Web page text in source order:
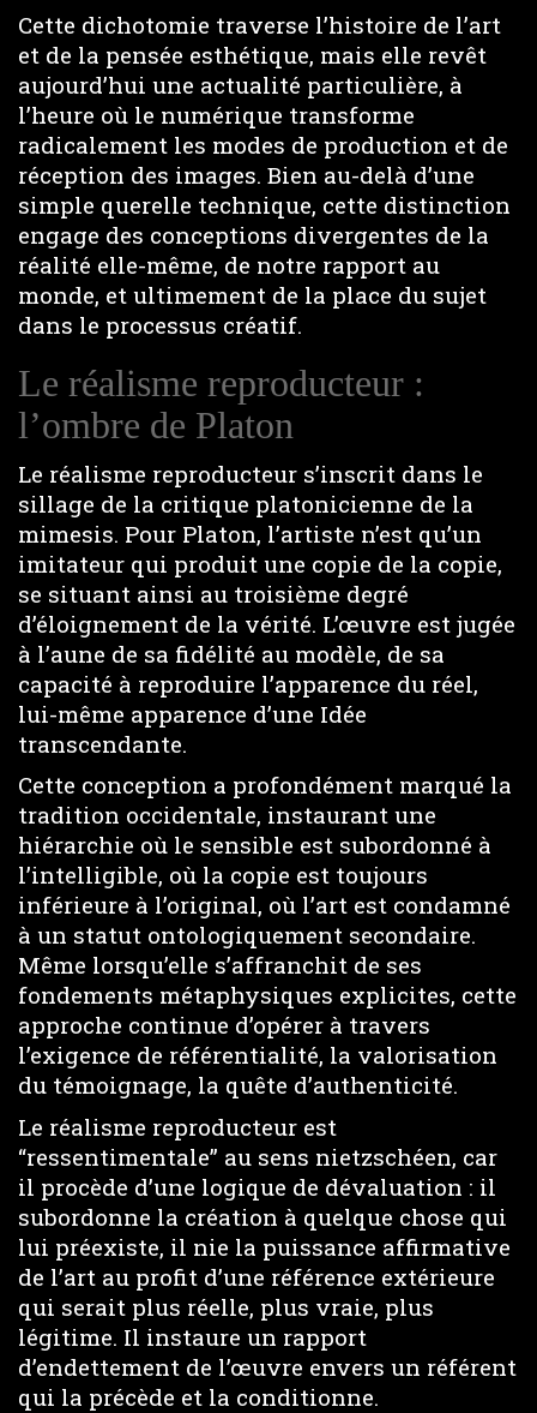
Cette dichotomie traverse l’histoire de l’art
et de la pensée esthétique, mais elle revêt
aujourd’hui une actualité particulière, à
l’heure où le numérique transforme
radicalement les modes de production et de
réception des images. Bien au-delà d’une
simple querelle technique, cette distinction
engage des conceptions divergentes de la
réalité elle-même, de notre rapport au
monde, et ultimement de la place du sujet
dans le processus créatif.
Le réalisme reproducteur :
l’ombre de Platon
Le réalisme reproducteur s’inscrit dans le
sillage de la critique platonicienne de la
mimesis. Pour Platon, l’artiste n’est qu’un
imitateur qui produit une copie de la copie,
se situant ainsi au troisième degré
d’éloignement de la vérité. L’œuvre est jugée
à l’aune de sa fidélité au modèle, de sa
capacité à reproduire l’apparence du réel,
lui-même apparence d’une Idée
transcendante.
Cette conception a profondément marqué la
tradition occidentale, instaurant une
hiérarchie où le sensible est subordonné à
l’intelligible, où la copie est toujours
inférieure à l’original, où l’art est condamné
à un statut ontologiquement secondaire.
Même lorsqu’elle s’affranchit de ses
fondements métaphysiques explicites, cette
approche continue d’opérer à travers
l’exigence de référentialité, la valorisation
du témoignage, la quête d’authenticité.
Le réalisme reproducteur est
“ressentimentale” au sens nietzschéen, car
il procède d’une logique de dévaluation : il
subordonne la création à quelque chose qui
lui préexiste, il nie la puissance affirmative
de l’art au profit d’une référence extérieure
qui serait plus réelle, plus vraie, plus
légitime. Il instaure un rapport
d’endettement de l’œuvre envers un référent
qui la précède et la conditionne.